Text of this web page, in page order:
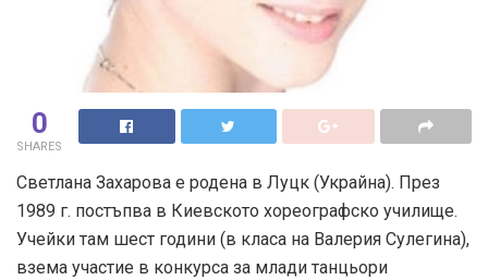
0
SHARES
Светлана Захарова е родена в Луцк (Украйна). През
1989 г. постъпва в Киевското хореографско училище.
Учейки там шест години (в класа на Валерия Сулегина),
взема участие в конкурса за млади танцьори